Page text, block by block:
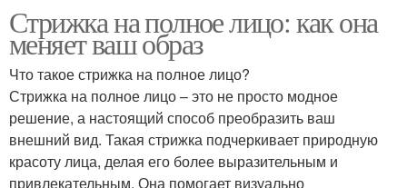
Стрижка на полное лицо: как она
меняет ваш образ
Что такое стрижка на полное лицо?
Стрижка на полное лицо – это не просто модное
решение, а настоящий способ преобразить ваш
внешний вид. Такая стрижка подчеркивает природную
красоту лица, делая его более выразительным и
привлекательным. Она помогает визуально